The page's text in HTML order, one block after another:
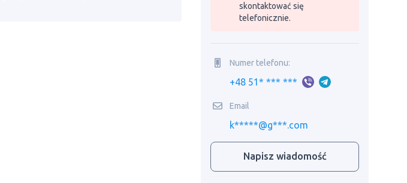
skontaktować się
telefonicznie.
Numer telefonu:
+48 51* *** ***
Email
k*****@g***.com
Napisz wiadomość